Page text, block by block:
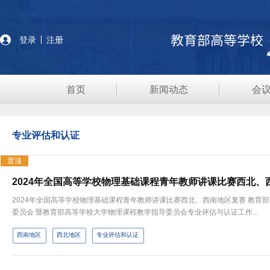
登录 注册
首页 新闻动态 会
专业评估和认证
2024年全国高等学校物理基础课程青年教师讲课比赛西北、西南地区复赛 教育部高等学校大学物理课程教学指导委员会西北、西南地区工作
委员会 暨教育部高等学校大学物理课程教学指导委员会专业评估与认证工作...
西南地区 西北地区 专业评估和认证
置顶